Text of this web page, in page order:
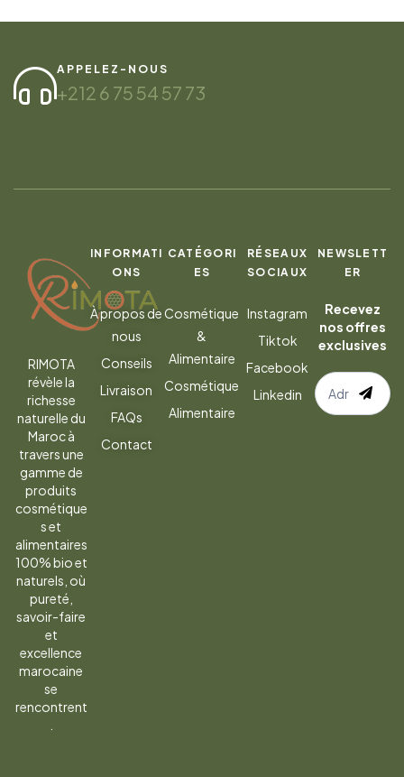
APPELEZ-NOUS
+212 6 75 54 57 73
RIMOTA
révèle la
richesse
naturelle du
Maroc à
travers une
gamme de
produits
cosmétique
s et
alimentaires
100% bio et
naturels, où
pureté,
savoir-faire
et
excellence
marocaine
se
rencontrent
INFORMATI
ONS
À propos de
nous
Conseils
Livraison
FAQs
Contact
CATÉGORI
ES
Cosmétique
&
Alimentaire
Cosmétique
Alimentaire
RÉSEAUX
SOCIAUX
Instagram
Tiktok
Facebook
Linkedin
NEWSLETT
ER
Recevez
nos offres
exclusives
S’abonner
à